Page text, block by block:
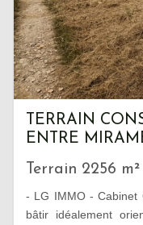
TERRAIN
ENTRE
Terrain 2256
- LG IMMO - Cabinet
bâtir idéalement